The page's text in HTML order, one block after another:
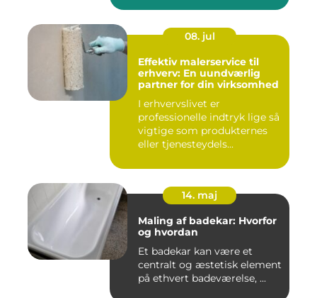
08. jul
Effektiv malerservice til
erhverv: En uundværlig
partner for din virksomhed
I erhvervslivet er
professionelle indtryk lige så
vigtige som produkternes
eller tjenesteydels...
14. maj
Maling af badekar: Hvorfor
og hvordan
Et badekar kan være et
centralt og æstetisk element
på ethvert badeværelse, ...